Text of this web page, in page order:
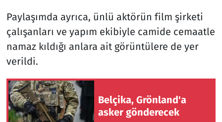
Paylaşımda ayrıca, ünlü aktörün film şirketi
çalışanları ve yapım ekibiyle camide cemaatle
namaz kıldığı anlara ait görüntülere de yer
verildi.
Belçika, Grönland'a
asker gönderecek